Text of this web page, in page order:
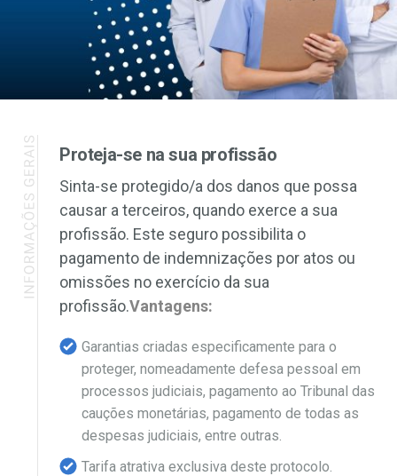
Proteja-se na sua profissão
Sinta-se protegido/a dos danos que possa
causar a terceiros, quando exerce a sua
profissão. Este seguro possibilita o
pagamento de indemnizações por atos ou
omissões no exercício da sua
profissão.Vantagens:
Garantias criadas especificamente para o
proteger, nomeadamente defesa pessoal em
processos judiciais, pagamento ao Tribunal das
cauções monetárias, pagamento de todas as
despesas judiciais, entre outras.
Tarifa atrativa exclusiva deste protocolo.